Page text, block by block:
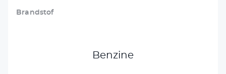
Brandstof
Benzine